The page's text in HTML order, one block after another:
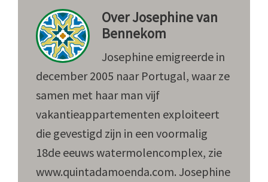
OverJosephine van
Bennekom
Josephine emigreerde in
december 2005 naar Portugal, waar ze
samen met haar man vijf
vakantieappartementen exploiteert
die gevestigd zijn in een voormalig
18de eeuws watermolencomplex, zie
www.quintadamoenda.com. Josephine